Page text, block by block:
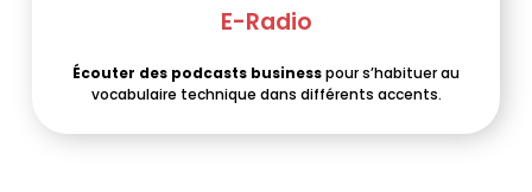
E-Radio
Écouter des podcasts businesspour s’habituer au
vocabulaire technique dans différents accents.